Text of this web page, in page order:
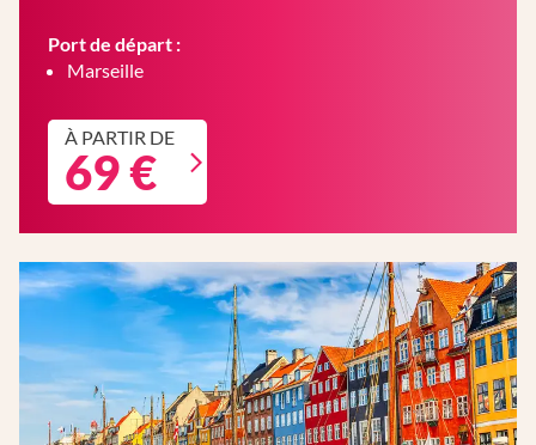
Port de départ :
Marseille
À PARTIR DE
69 €